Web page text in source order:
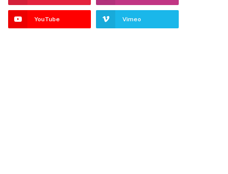
YouTube Vimeo